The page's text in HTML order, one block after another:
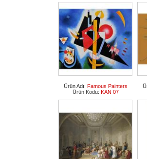
Ürün Adı: Famous Painters
Ürün Kodu: KAN 07